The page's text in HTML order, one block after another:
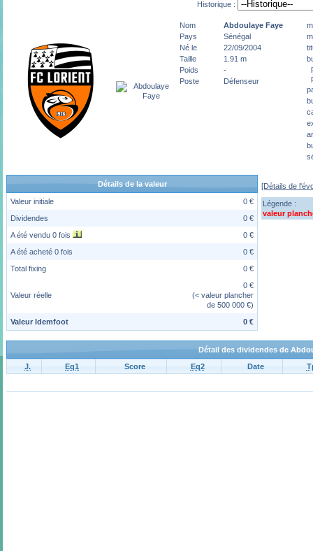
Historique :
Nom Abdoulaye Faye
Pays
Sénégal
Né le
22/09/2004
Taille
1.91 m
Poids
-
Poste
Défenseur
Détails de la valeur
Valeur initiale
0 €
Dividendes
0 €
A été vendu 0 fois
0 €
A été acheté 0 fois
0 €
Total fixing
0 €
Valeur réelle
0 €
(< valeur plancher
de 500 000 €)
Valeur Idemfoot
0 €
[Détails de
Légende :
valeur
Détail des dividendes de
J.
Eq1 Score Eq2 Date